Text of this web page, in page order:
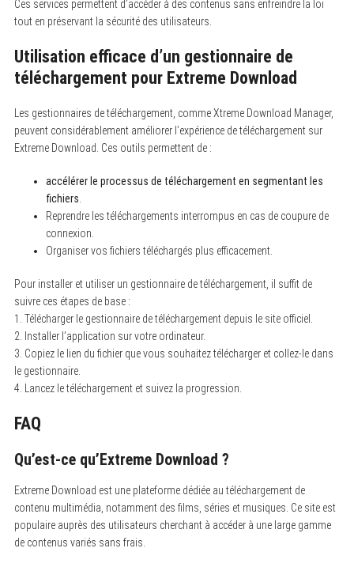
Ces services permettent d’accéder à des contenus sans enfreindre la loi
tout en préservant la sécurité des utilisateurs.
Utilisation efficace d’un gestionnaire de
téléchargement pour Extreme Download
Les gestionnaires de téléchargement, comme Xtreme Download Manager,
peuvent considérablement améliorer l’expérience de téléchargement sur
Extreme Download. Ces outils permettent de :
accélérer le processus de téléchargement en segmentant les
fichiers
Reprendre les téléchargements interrompus en cas de coupure de
connexion.
Organiser vos fichiers téléchargés plus efficacement.
Pour installer et utiliser un gestionnaire de téléchargement, il suffit de
suivre ces étapes de base :
1. Télécharger le gestionnaire de téléchargement depuis le site officiel.
2. Installer l’application sur votre ordinateur.
3. Copiez le lien du fichier que vous souhaitez télécharger et collez-le dans
le gestionnaire.
4. Lancez le téléchargement et suivez la progression.
FAQ
Qu’est-ce qu’Extreme Download ?
Extreme Download est une plateforme dédiée au téléchargement de
contenu multimédia, notamment des films, séries et musiques. Ce site est
populaire auprès des utilisateurs cherchant à accéder à une large gamme
de contenus variés sans frais.
o
: